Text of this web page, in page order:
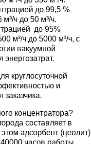
до 99,5 %
м³/ч до 50 м³/ч.
до 95%
м³/ч до 5000 м³/ч, с
вакуумной
круглосуточной
и
концентратора?
составляет в
адсорбент (цеолит)